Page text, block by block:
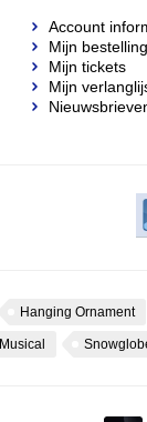
Account
Mijn
Mijn tickets
Mijn
Hanging Ornament
Musical